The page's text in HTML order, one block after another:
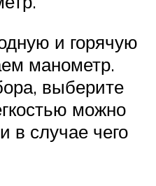
и горячую
манометр.
выберите
можно
в случае чего